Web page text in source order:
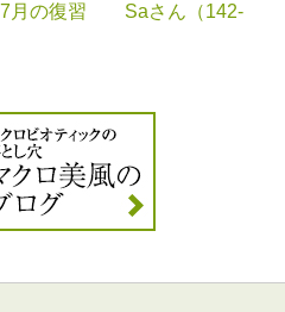
7月の復習 Saさん（142-